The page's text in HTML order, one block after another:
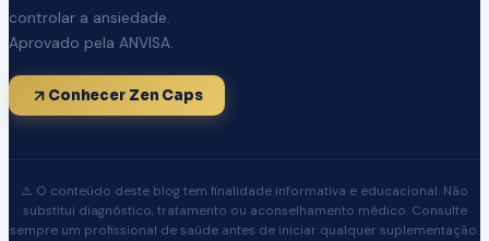
controlar a ansiedade.
Aprovado pela ANVISA.
Conhecer Zen Caps
⚠️ O conteúdo deste blog tem finalidade informativa e educacional. Não
substitui diagnóstico, tratamento ou aconselhamento médico. Consulte
sempre um profissional de saúde antes de iniciar qualquer suplementação.